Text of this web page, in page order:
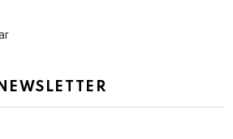
NEWSLETTER